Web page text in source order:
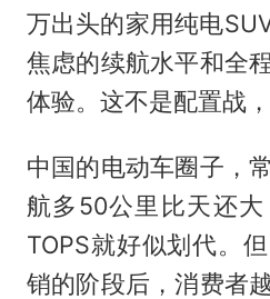
万出头的家用纯电
焦虑的续航水平和全
体验。这不是配置战，
中国的电动车圈子，
航多50公里比天还
TOPS就好似划代。
销的阶段后，消费